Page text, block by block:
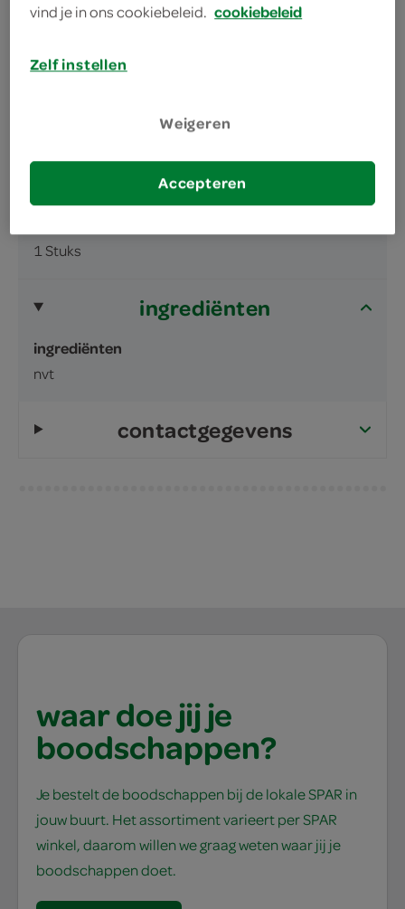
verwerkt in de winkelmand.
omschrijving
1 Stuks
ingrediënten
ingrediënten
nvt
contactgegevens
waar doe jij je
boodschappen?
Je bestelt de boodschappen bij de lokale SPAR in
jouw buurt. Het assortiment varieert per SPAR
winkel, daarom willen we graag weten waar jij je
boodschappen doet.
vind je in ons cookiebeleid. cookiebeleid
Zelf instellen
Weigeren
Accepteren